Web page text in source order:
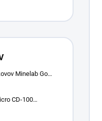
Minelab Go
CD-100
plynov